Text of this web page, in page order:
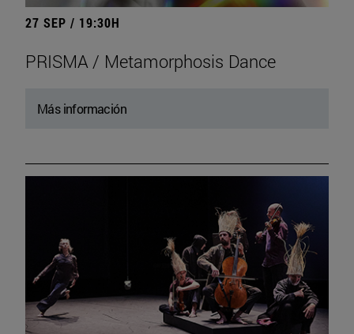
27 SEP / 19:30H
PRISMA / Metamorphosis Dance
Más información